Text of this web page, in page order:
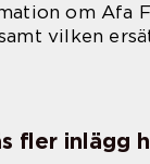
om Afa
vilken
fler inlägg